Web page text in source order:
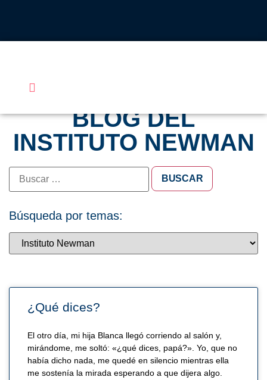
BLOG DEL
INSTITUTO NEWMAN
Búsqueda por temas:
¿Qué dices?
El otro día, mi hija Blanca llegó corriendo al salón y,
mirándome, me soltó: «¿qué dices, papá?». Yo, que no
había dicho nada, me quedé en silencio mientras ella
me sostenía la mirada esperando a que dijera algo.